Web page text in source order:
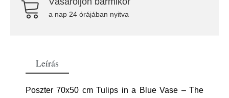
a nap 24 órájában nyitva
Leírás
Poszter 70x50 cm Tulips in a Blue Vase – The